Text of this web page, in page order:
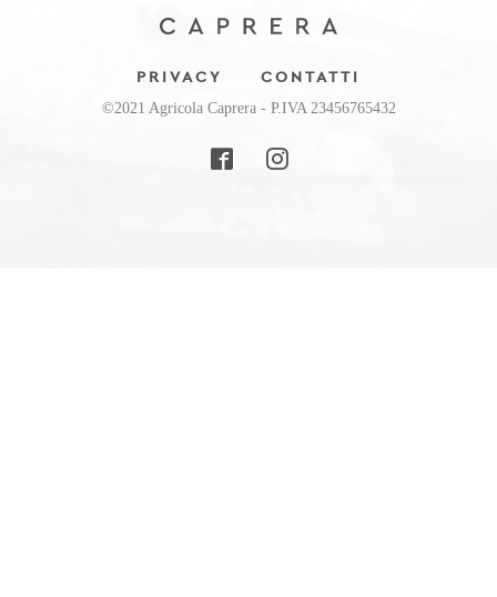
PRIVACY CONTATTI
©2021 Agricola Caprera - P.IVA 23456765432